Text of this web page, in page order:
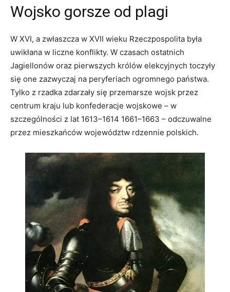
Wojsko gorsze od plagi
W XVI, a zwłaszcza w XVII wieku Rzeczpospolita była
uwikłana w liczne konflikty. W czasach ostatnich
Jagiellonów oraz pierwszych królów elekcyjnych toczyły
się one zazwyczaj na peryferiach ogromnego państwa.
Tylko z rzadka zdarzały się przemarsze wojsk przez
centrum kraju lub konfederacje wojskowe – w
szczególności z lat 1613–1614 1661–1663 – odczuwalne
przez mieszkańców województw rdzennie polskich.